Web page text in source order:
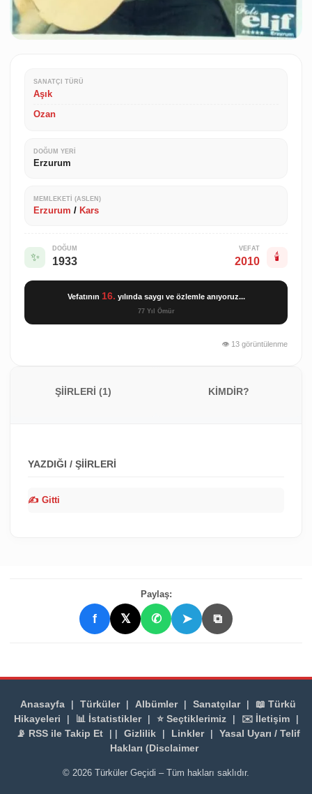
SANATÇI TÜRÜ
Aşık
Ozan
DOĞUM YERI
Erzurum
MEMLEKETI (ASLEN)
Erzurum / Kars
✨
DOĞUM
1933
VEFAT
2010 🕯️
Vefatının 16. yılında saygı ve özlemle anıyoruz...
77 Yıl Ömür
👁️ 13 görüntülenme
ŞİİRLERİ (1) KİMDİR?
YAZDIĞI / ŞİİRLERİ
✍️ Gitti
Paylaş:
f 𝕏 ✆ ➤ ⧉
Anasayfa | Türküler | Albümler | Sanatçılar |
📖 Türkü
Hikayeleri
| 📊 İstatistikler | ⭐ Seçtiklerimiz | ✉️ İletişim
|
📡 RSS ile Takip Et
| | Gizlilik | Linkler |
Yasal Uyarı / Telif
Hakları (Disclaimer
© 2026 Türküler Geçidi – Tüm hakları saklıdır.